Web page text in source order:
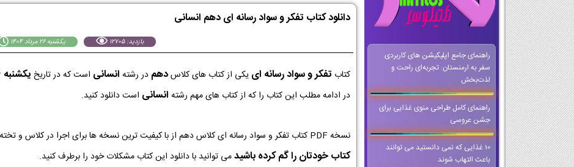
راهنمای جامع اپلیکیشن های کاربردی
سفر به ارمنستان: تجربه‌ای راحت و
لذت‌بخش
راهنمای کامل طراحی منوی غذایی برای
جشن عروسی
10 غذایی که نمی دانستید می توانند
باعث التهاب شوند
دانلود کتاب تفکر و سواد رسانه ای دهم انسانی
يكشنبه 26 مرداد 1404 بازدید: 12705
کتاب تفکر و سواد رسانه ای یکی از کتاب های کلاسدهم در رشته انسانی است که در تاریخ يكشنبه 26 مرداد 1404
در ادامه مطلب این کتاب را که از کتاب های مهم رشته انسانی است دانلود کنید.
نسخه PDF کتاب تفکر و سواد رسانه ای کلاس دهم از با کیفیت ترین نسخه ها برای اجرا در کلاس و تخته های هوشمند است که می توانید حتی وقتی که
کتاب خودتان را گم کرده باشیدمی توانید با دانلود این کتاب مشکلات خود را برطرف کنید.